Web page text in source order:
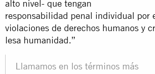
alto nivel- que tengan
responsabilidad penal individual por
violaciones de derechos humanos y
lesa humanidad.”
Llamamos en los términos más